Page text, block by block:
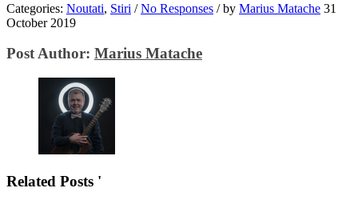
Categories: Noutati, Stiri / No Responses /by Marius Matache 31
October 2019
Post Author: Marius Matache
Related Posts '